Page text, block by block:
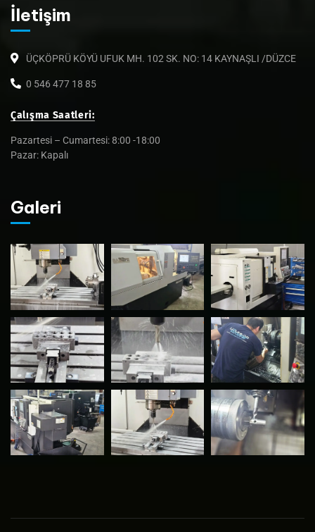
İletişim
ÜÇKÖPRÜ KÖYÜ UFUK MH. 102 SK. NO: 14 KAYNAŞLI /DÜZCE
0 546 477 18 85
Çalışma Saatleri:
Pazartesi – Cumartesi: 8:00 -18:00
Pazar: Kapalı
Galeri